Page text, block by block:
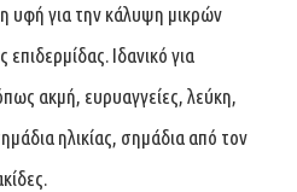
υφή για την κάλυψη μικρών
Ιδανικό για
ακμή, ευρυαγγείες, λεύκη,
ηλικίας, σημάδια από τον